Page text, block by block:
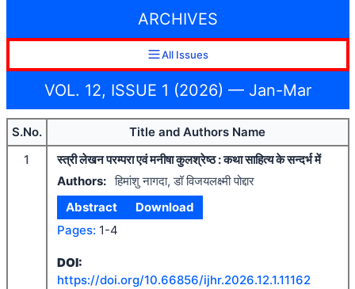
ARCHIVES
All Issues
VOL. 12, ISSUE 1 (2026) — Jan-Mar
S.No.
Title and Authors Name
1
स्त्री लेखन परम्परा एवं मनीषा कुलश्रेष्ठ : कथा साहित्य के सन्दर्भ में
Authors: हिमांशु नागदा, डॉ विजयलक्ष्मी पोद्दार
Abstract
Download
Pages: 1-4
DOI:
https://doi.org/10.66856/ijhr.2026.12.1.11162